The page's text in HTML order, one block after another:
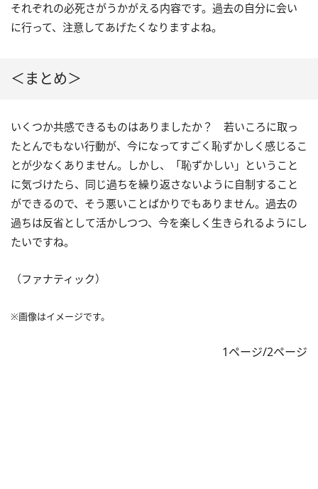
それぞれの必死さがうかがえる内容です。過去の自分に会い
に行って、注意してあげたくなりますよね。
＜まとめ＞
いくつか共感できるものはありましたか？ 若いころに取っ
たとんでもない行動が、今になってすごく恥ずかしく感じるこ
とが少なくありません。しかし、「恥ずかしい」ということ
に気づけたら、同じ過ちを繰り返さないように自制すること
ができるので、そう悪いことばかりでもありません。過去の
過ちは反省として活かしつつ、今を楽しく生きられるようにし
たいですね。
（ファナティック）
※画像はイメージです。
1ページ/2ページ